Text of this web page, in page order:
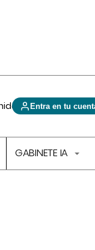
Entra en tu
GABINETE IA